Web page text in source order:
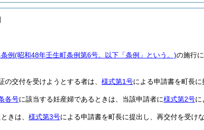
例(昭和48年壬生町条例第6号。以下「条例」という。)の施行
交付を受けようとする者は、 様式第1号による申請書を町長に
各号に該当する妊産婦であるときは、当該申請者に様式第2号に
きは、 様式第3号による申請書を町長に提出し、再交付を受け